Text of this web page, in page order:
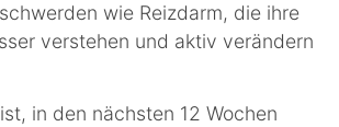
wie Reizdarm, die ihre
verstehen und aktiv verändern
in den nächsten 12 Wochen